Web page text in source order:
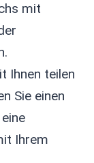
mit
Ihnen teilen
Sie einen
Ihrem